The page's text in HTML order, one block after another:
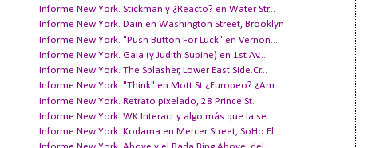
Informe New York. Stickman y ¿Reacto? en Water Str...
Informe New York. Dain en Washington Street, Brooklyn
Informe New York. "Push Button For Luck" en Vernon...
Informe New York. Gaia (y Judith Supine) en 1st Av...
Informe New York. The Splasher, Lower East Side.Cr...
Informe New York. "Think" en Mott St.¿Europeo? ¿Am...
Informe New York. Retrato pixelado, 28 Prince St.
Informe New York. WK Interact y algo más que la se...
Informe New York. Kodama en Mercer Street, SoHo.El...